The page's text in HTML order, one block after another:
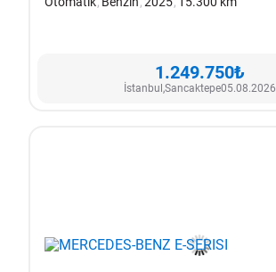
1.249.750₺
İstanbul,Sancaktepe05.08.2026